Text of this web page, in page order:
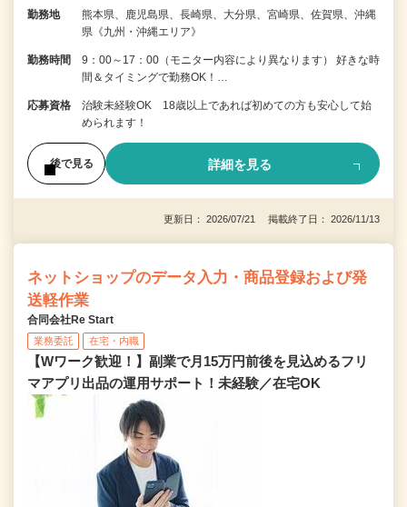
勤務地
熊本県、鹿児島県、長崎県、大分県、宮崎県、佐賀県、沖縄
県《九州・沖縄エリア》
勤務時間
9：00～17：00（モニター内容により異なります） 好きな時
間＆タイミングで勤務OK！…
応募資格
治験未経験OK 18歳以上であれば初めての方も安心して始
められます！
後で見る 詳細を見る
更新日： 2026/07/21 掲載終了日： 2026/11/13
ネットショップのデータ入力・商品登録および発
送軽作業
合同会社Re Start
業務委託 在宅・内職
【Wワーク歓迎！】副業で月15万円前後を見込めるフリ
マアプリ出品の運用サポート！未経験／在宅OK